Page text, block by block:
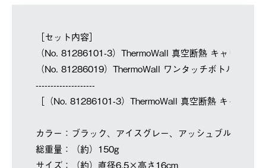
［セット内容］
（No. 81286101-3）ThermoWall 真空断熱 キャリーボ
（No. 81286019）ThermoWall ワンタッチボトル交換用
--------------------
［（No. 81286101-3）ThermoWall 真空断熱 キャリー
カラー：ブラック、アイスグレー、アッシュブルー
総重量：（約）150g
サイズ：（約）直径6.5×高さ16cm